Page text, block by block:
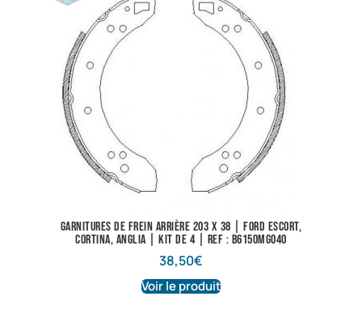
Garnitures de frein arrière 203 X 38 | Ford Escort,
Cortina, Anglia | Kit de 4 | Ref : B6150MG040
38,50€
Voir le produit